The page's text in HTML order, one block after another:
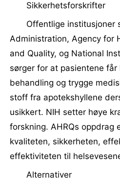
Sikkerhetsforskrifter
Offentlige institusjoner
Administration, Agency for
and Quality, og National
sørger for at pasientene får
behandling og trygge
stoff fra apotekshyllene
usikkert. NIH setter høye
forskning. AHRQs oppdrag
kvaliteten, sikkerheten,
effektiviteten til
Alternativer